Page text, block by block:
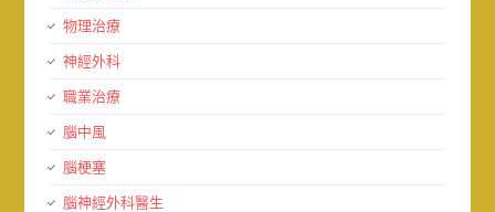
物理治療
神經外科
職業治療
腦中風
腦梗塞
腦神經外科醫生